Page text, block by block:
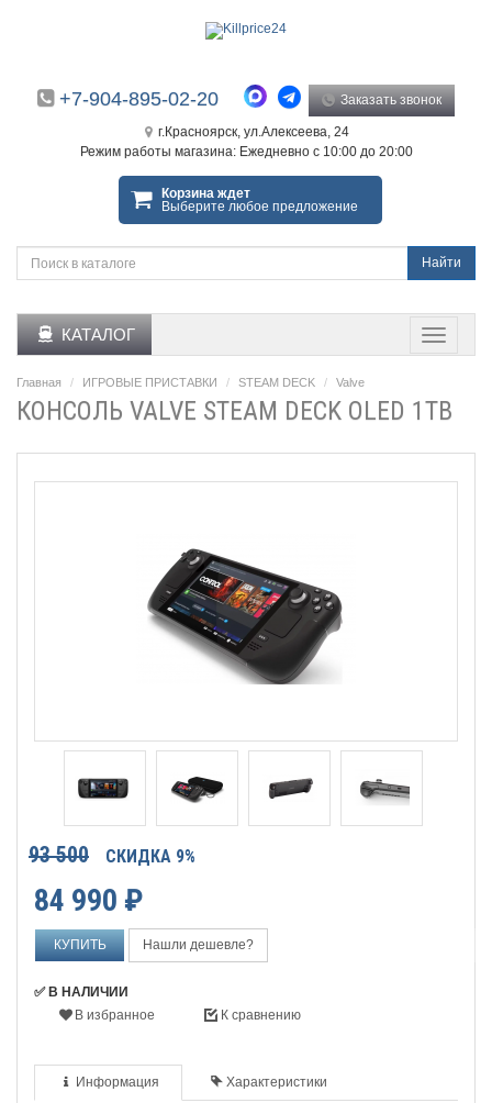
+7-904-895-02-20 Заказать звонок
г.Красноярск, ул.Алексеева, 24
Режим работы магазина: Ежедневно с 10:00 до 20:00
Корзина ждет
Выберите любое предложение
Найти
КАТАЛОГ
Главная ИГРОВЫЕ ПРИСТАВКИ STEAM DECK Valve
КОНСОЛЬ VALVE STEAM DECK OLED 1TB
93 500 СКИДКА 9%
84 990 ₽
Нашли дешевле?
✅ В НАЛИЧИИ
В избранное
К сравнению
Информация Характеристики